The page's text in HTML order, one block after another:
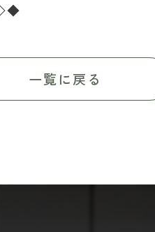
一覧に戻る